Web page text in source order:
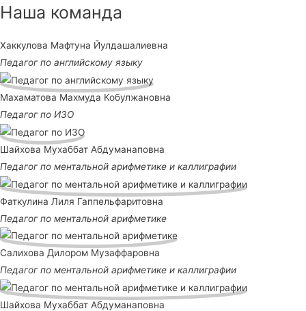
Наша команда
Хаккулова Мафтуна Йулдашалиевна
Педагог по английскому языку
Махаматова Махмуда Кобулжановна
Педагог по ИЗО
Шайхова Мухаббат Абдуманаповна
Педагог по ментальной арифметике и каллиграфии
Фаткулина Лиля Гаппельфаритовна
Педагог по ментальной арифметике
Салихова Дилором Музаффаровна
Педагог по ментальной арифметике и каллиграфии
Шайхова Мухаббат Абдуманаповна